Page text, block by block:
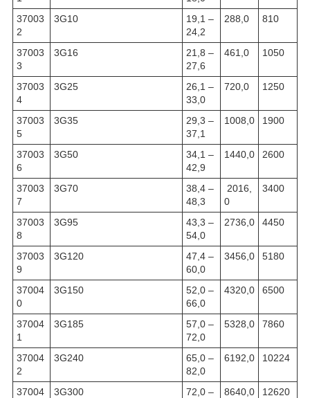
37003
2
3G10
19,1 –
24,2
288,0 810
37003
3
3G16
21,8 –
27,6
461,0 1050
37003
4
3G25
26,1 –
33,0
720,0 1250
37003
5
3G35
29,3 –
37,1
1008,0 1900
37003
6
3G50
34,1 –
42,9
1440,0 2600
37003
7
3G70
38,4 –
48,3
2016,
0
3400
37003
8
3G95
43,3 –
54,0
2736,0 4450
37003
9
3G120
47,4 –
60,0
3456,0 5180
37004
0
3G150
52,0 –
66,0
4320,0 6500
37004
1
3G185
57,0 –
72,0
5328,0 7860
37004
2
3G240
65,0 –
82,0
6192,0 10224
37004
3G300
72,0 –
8640,0 12620